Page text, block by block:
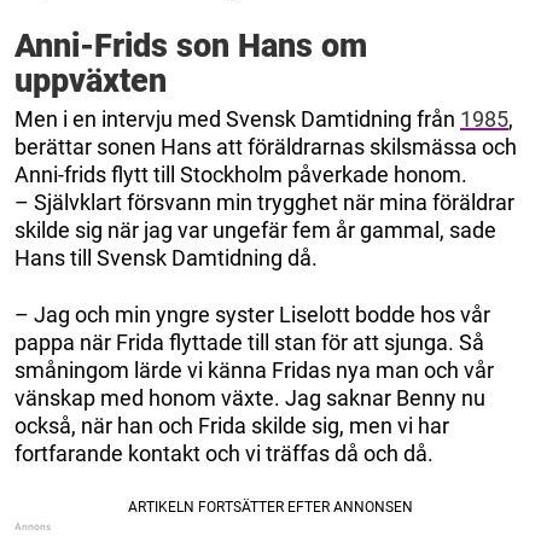
Anni-Frids son Hans om
uppväxten
Men i en intervju med Svensk Damtidning från 1985,
berättar sonen Hans att föräldrarnas skilsmässa och
Anni-frids flytt till Stockholm påverkade honom.
– Självklart försvann min trygghet när mina föräldrar
skilde sig när jag var ungefär fem år gammal, sade
Hans till Svensk Damtidning då.
– Jag och min yngre syster Liselott bodde hos vår
pappa när Frida flyttade till stan för att sjunga. Så
småningom lärde vi känna Fridas nya man och vår
vänskap med honom växte. Jag saknar Benny nu
också, när han och Frida skilde sig, men vi har
fortfarande kontakt och vi träffas då och då.